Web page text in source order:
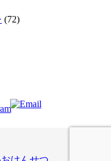
(72)